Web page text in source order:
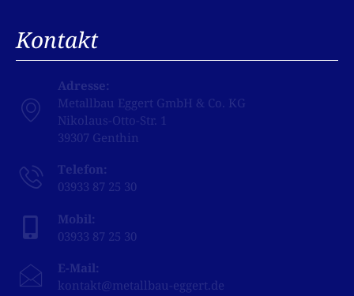
Kontakt
Adresse:
Metallbau Eggert GmbH & Co. KG
Nikolaus-Otto-Str. 1
39307 Genthin
Telefon:
03933 87 25 30
Mobil:
03933 87 25 30
E-Mail:
kontakt@metallbau-eggert.de